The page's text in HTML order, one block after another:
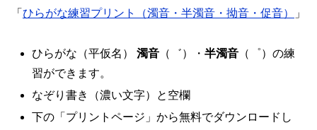
「 ひらがな練習プリント（濁音・半濁音・拗音・促音） 」
ひらがな（平仮名）濁音 （゛）・半濁音 （゜）の練
習ができます。
なぞり書き（濃い文字）と空欄
下の「プリントページ」から無料でダウンロードし